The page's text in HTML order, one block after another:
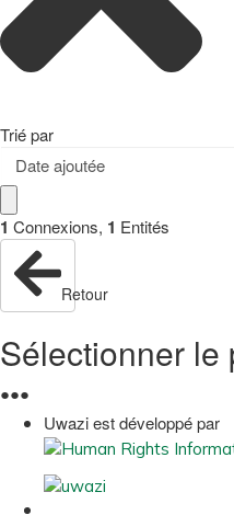
Trié par
Date ajoutée
1 Connexions, 1 Entités
Retour
Sélectionner le
●●●
Uwazi est développé par